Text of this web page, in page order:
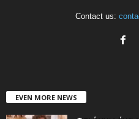
Contact us:
EVEN MORE NEWS